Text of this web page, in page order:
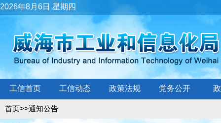
2026年8月6日 星期四
工信首页 工信动态 政策法规 党务公开
首页>>通知公告